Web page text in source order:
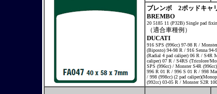
ブレンボ 2ポッドキャ
BREMBO
20 5185 11 (P32B) Single pad
（適合車種例）
DUCATI
916 SPS (996cc) 97-98 R /
(Biposto) 94-98 R / 916 Senna
(Radial 4 pad caliper) 06 R / S4R
caliper) 07 R / S4RS (Tricolore/
SPS (996cc) / Monster S4R
996 R 01 R / 996 S 01 R / 998
/ 998 (998cc) (2 pad
(992cc) 03-05 R / Monster S2R